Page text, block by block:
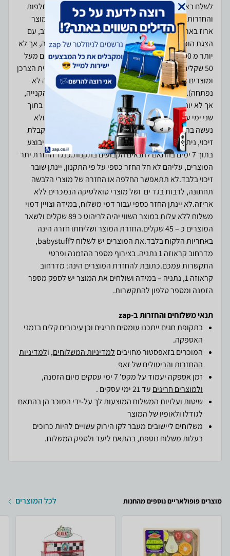
לשלם באמצעי התשלום הבאים: כרטיס אשראי ומזומן.החלפות
והחזרות ניתן לבצע בתוך 14 יום מקבלת המוצר כאשר המוצר
ארוז באריזתו המקורית ולא נעשה בו כל שימש / לא הורכב, עם
הצגת הוכחת רכישה.החזר כספי (בניכוי 5% מערך הקנייה, אך לא
יותר מ 100 שקלים) ינתן למוצרים הבאים (ובלבד שמחירים מעל
50 שקלים) : מוצרי חשמל, מוצרי ריהוט שטרם הורכבו בבית הצרכן
ומוצרים אחרים הנמכרים באריזת היצרן (ובלבד שהאריזה לא
נפתחה). החזר כספי בעד פריט ביגוד (בניכוי 5% מערך הקנייה,
אך לא יותר מ 100 שקלים) שמחירם מעל 50 שקלים יינתן בתוך
שני ימי עסקים מיום הרכישה ובתנאי שהתווית לא הוסרה ולא
נעשה בהם שימוש.החלפה והחזרה של פרטי ביגוד, כנגד קבלת
זיכוי, ניתן לבצע בתוך 14 יום מקבלת המוצר. החזר כספי יבוצע
בתוך 7 ימים בהתאם לתנאים הקבועים בתקנות.כנגד החזרת יתר
המוצרים, עליהם לא חל החזר כספי על פי התקנון, יינתן שובר
זיכוי בלבד.לא תתאפשר החלפה או החזרה של מוצרי הלבשה
תחתונה, לרבות בגד ים ושל מוצרי טואלטיקה הנמכרים ללא
אריזה.לא יינתן החזר כספי עבור דמי משלוח, במידה וצויין דמוי
משלוח ללא עלות במוצר השווי יהיה לריהוט כ 89 שקלים ולשאר
המוצרים כ – 45 שקלים.החזרת המוצר ושליחתו חזרה הינה
באחריות הלקוח בלבד.את המוצרים יש לשלוח לbabystuff,
מדרחוב קראוזה 1 נתניה. בצירוף מספר ההזמנה ופרטי
התקשרות עמכם.כתובת להחזרת המוצרים הינה: מדרחוב
קראוזה 1, נתניה – במידה ושולחים את המוצר יש לספק מספר
הזמנה ומספר טלפון להתקשרות.
תנאי משלוחים והחזרות ב-zap
בתקופת חגים ייתכנו עומסים חריגים וכן עיכובים קלים בזמני
האספקה.
המוכרים בזאפסטור מחויבים למדיניות המשלוחים, ולמדיניות
ההחזרות והביטוליםשל זאפ
זמן אספקה יעמוד על מקס' 7 ימי עסקים מיום הזמנה,
ולמוצרים חריגים עד 21 ימי עסקים .
שיטות ועלויות המשלוח המוצעות לך על-ידי המוכר הן בהתאם
לגודלו ולאופיו של המוצר
משלוחים ליישובים מעבר לקו הירוק עשויים להיות כרוכים
בעלות משלוח נוספת, בהתאם ליעד ולספק המשלוח.
מוצרים פופולאריים נוספים מהחנות לכל המוצרים